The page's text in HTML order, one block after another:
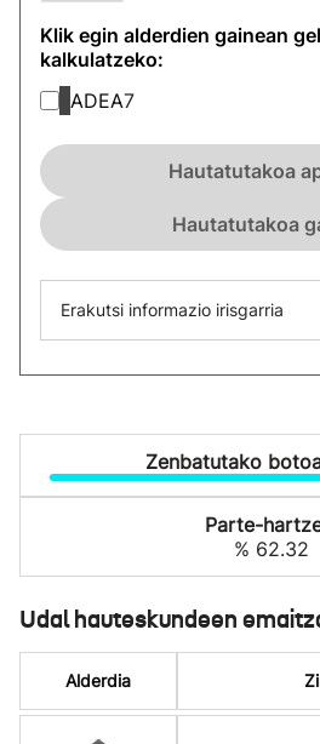
Klik egin alderdien gainean
kalkulatzeko:
ADEA7
Hautatutakoa
Hautatutakoa
Erakutsi informazio irisgarria
Zenbatutako
Parte-
% 62.32
Udal hauteskundeen
Alderdia